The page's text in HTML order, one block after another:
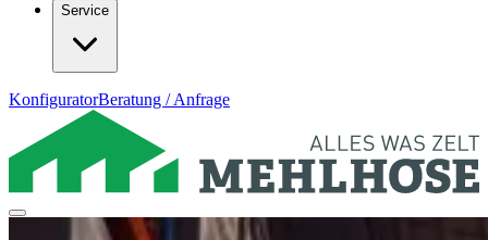
Service
KonfiguratorBeratung / Anfrage